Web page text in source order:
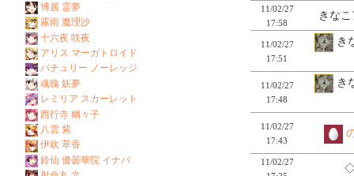
11/02/27
17:58
きな
11/02/27
17:51
き
11/02/27
17:48
き
11/02/27
17:43
11/02/27
博麗 霊夢
霧雨 魔理沙
十六夜 咲夜
アリス マーガトロイド
パチュリー ノーレッジ
魂魄 妖夢
レミリア スカーレット
西行寺 幽々子
八雲 紫
伊吹 萃香
鈴仙 優曇華院 イナバ